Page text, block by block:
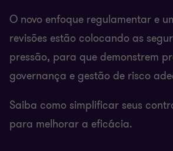
O novo enfoque regulamentar e
revisões estão colocando as
pressão, para que demonstrem
governança e gestão de risco
Saiba como simplificar seus
para melhorar a eficácia.